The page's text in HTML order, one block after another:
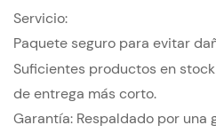
Servicio:
Paquete seguro para evitar
Suficientes productos en
de entrega más corto.
Garantía: Respaldado por una